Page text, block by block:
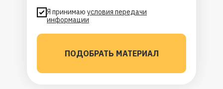
Я принимаю условия передачи
информации
ПОДОБРАТЬ МАТЕРИАЛ